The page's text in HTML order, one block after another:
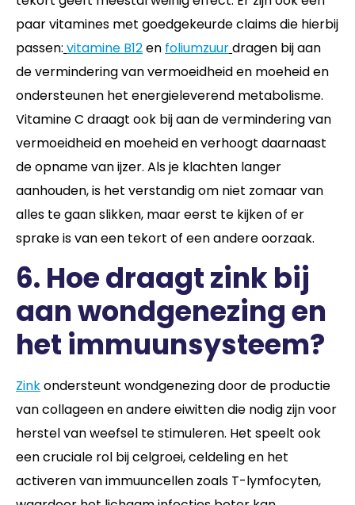
paar vitamines met goedgekeurde claims die hierbij
passen: vitamine B12en foliumzuurdragen bij aan
de vermindering van vermoeidheid en moeheid en
ondersteunen het energieleverend metabolisme.
Vitamine C draagt ook bij aan de vermindering van
vermoeidheid en moeheid en verhoogt daarnaast
de opname van ijzer. Als je klachten langer
aanhouden, is het verstandig om niet zomaar van
alles te gaan slikken, maar eerst te kijken of er
sprake is van een tekort of een andere oorzaak.
6. Hoe draagtzinkbij
aan wondgenezing en
het immuunsysteem?
Zinkondersteunt wondgenezing door de productie
van collageen en andere eiwitten die nodig zijn voor
herstel van weefsel te stimuleren. Het speelt ook
een cruciale rol bij celgroei, celdeling en het
activeren van immuuncellen zoals T-lymfocyten,